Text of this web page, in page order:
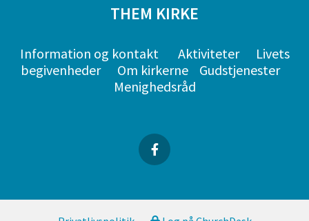
THEM KIRKE
Information og kontakt Aktiviteter
Livets
begivenheder
Om kirkerne
Gudstjenester
Menighedsråd